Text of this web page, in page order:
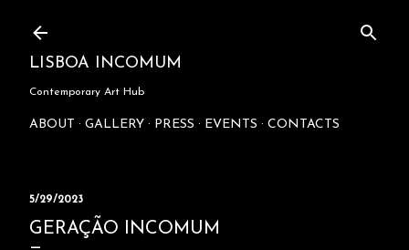
LISBOA INCOMUM
Contemporary Art Hub
ABOUT GALLERY PRESS EVENTS CONTACTS
5/29/2023
GERAÇÃO INCOMUM